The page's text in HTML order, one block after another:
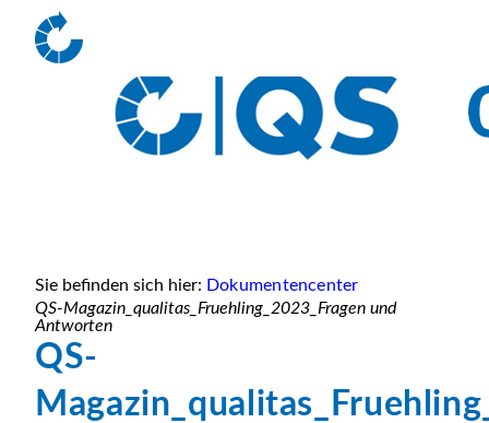
Sie befinden sich hier: Dokumentencenter
QS-Magazin_qualitas_Fruehling_2023_Fragen und
Antworten
QS-